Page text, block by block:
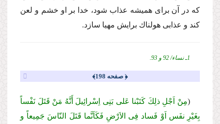
كه در آن براى همیشه عذاب شود، خدا بر او خشم و لعن
كند و عذابى هولناك برایش مهیا سازد.
1ـ نساء/ 92 و 93.
﴿ صفحه 198﴾
(مِنْ اَجْلِ ذلِكَ كَتَبْنا عَلى بَنِى اِسْرائِیلَ أَنَّهُ مَنْ قَتَلَ نَفْساً
بِغَیْرِ نفَس اَوْ فَساد فِى الاَرْضِ فَكَاَنَّما قَتَلَ النّاسَ جَمِیعاً و